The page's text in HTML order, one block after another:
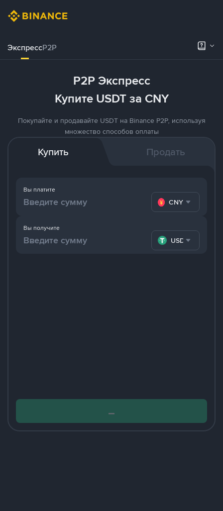
ЭкспрессP2P
P2P Экспресс
Купите USDT за CNY
Покупайте и продавайте USDT на Binance P2P, используя
множество способов оплаты
Купить Продать
Вы платите
CNY
Вы получите
USDT